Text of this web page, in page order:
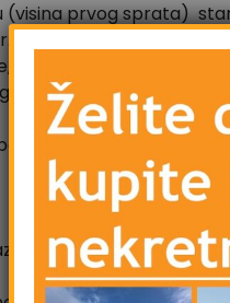
(visina prvog sprata)
U neposrednoj blizini
centar
strukturi je dvosoban,
na balkon